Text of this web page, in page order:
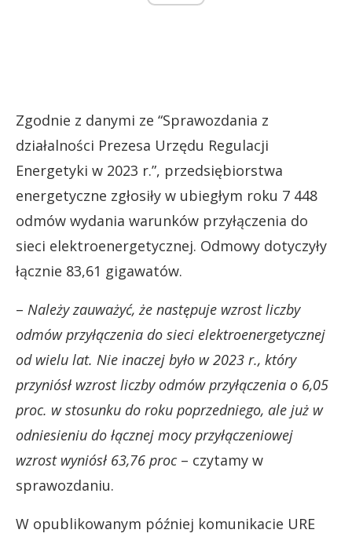
Zgodnie z danymi ze “Sprawozdania z
działalności Prezesa Urzędu Regulacji
Energetyki w 2023 r.”, przedsiębiorstwa
energetyczne zgłosiły w ubiegłym roku 7 448
odmów wydania warunków przyłączenia do
sieci elektroenergetycznej. Odmowy dotyczyły
łącznie 83,61 gigawatów.
– Należy zauważyć, że następuje wzrost liczby
odmów przyłączenia do sieci elektroenergetycznej
od wielu lat. Nie inaczej było w 2023 r., który
przyniósł wzrost liczby odmów przyłączenia o 6,05
proc. w stosunku do roku poprzedniego, ale już w
odniesieniu do łącznej mocy przyłączeniowej
wzrost wyniósł 63,76 proc– czytamy w
sprawozdaniu.
W opublikowanym później komunikacie URE